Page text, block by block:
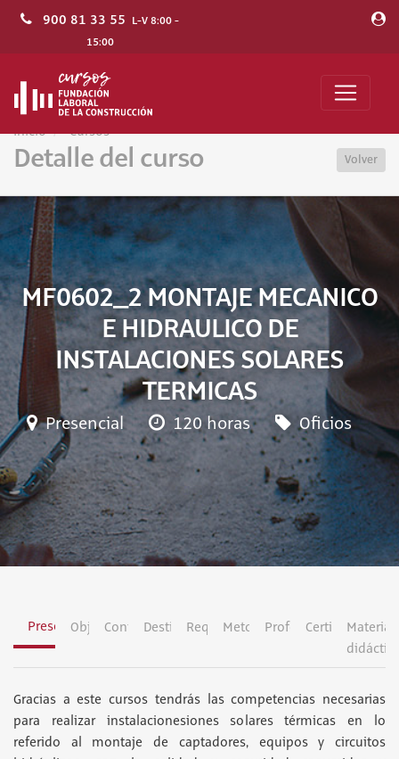
900 81 33 55 L-V 8:00 -
15:00
Inicio Cursos
Detalle del curso Volver
MF0602_2 MONTAJE MECANICO
E HIDRAULICO DE
INSTALACIONES SOLARES
TERMICAS
Presencial 120 horas Oficios
Presentación
ObjetivosContenidosDestinatariosRequisitosMetodologíaProfesoradoCertificación
Material
Gracias a este cursos tendrás las competencias necesarias
para realizar instalacionesiones solares térmicas en lo
referido al montaje de captadores, equipos y circuitos